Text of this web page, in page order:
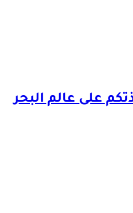
24 نافذتكم على عالم البحر